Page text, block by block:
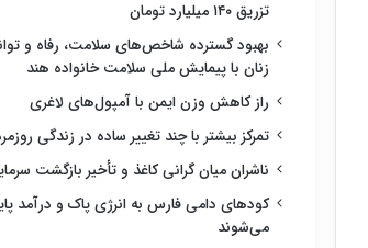
تزریق ۱۴۰ میلیارد تومان
بهبود گسترده شاخص‌های سلامت، رفاه و
زنان با پیمایش ملی سلامت خانواده هند
راز کاهش وزن ایمن با آمپول‌های لاغری
تمرکز بیشتر با چند تغییر ساده در زندگی
ناشران میان گرانی کاغذ و تأخیر بازگشت
کودهای دامی فارس به انرژی پاک و درآمد
می‌شوند